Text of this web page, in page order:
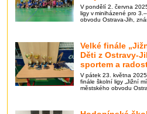
V pondělí 2. června
ligy v miniházené pro
obvodu Ostrava-Jih,
Velké finále
Děti z Ostravy-
sportem a
V pátek 23. května
finále školní ligy „Jižní
městského obvodu